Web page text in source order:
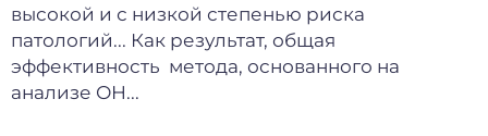
высокой и с низкой степенью риска
патологий... Как результат, общая
эффективность метода, основанного на
анализе ОН...